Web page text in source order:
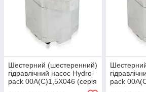
Шестерний (шестеренний)
гідравлічний насос Hydro-
pack 00A(C)1,5X046 (серія
pack